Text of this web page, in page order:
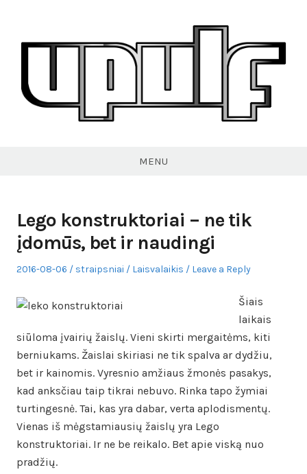
content
MENU
Lego konstruktoriai – ne tik
įdomūs, bet ir naudingi
Posted
2016-08-06 Author
straipsniai
Posted
Laisvalaikis Leave a Reply
Šiais
laikais
siūloma įvairių žaislų. Vieni skirti mergaitėms, kiti
berniukams. Žaislai skiriasi ne tik spalva ar dydžiu,
bet ir kainomis. Vyresnio amžiaus žmonės pasakys,
kad anksčiau taip tikrai nebuvo. Rinka tapo žymiai
turtingesnė. Tai, kas yra dabar, verta aplodismentų.
Vienas iš mėgstamiausių žaislų yra Lego
konstruktoriai. Ir ne be reikalo. Bet apie viską nuo
pradžių.